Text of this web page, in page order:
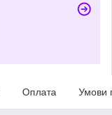
Оплата Умови